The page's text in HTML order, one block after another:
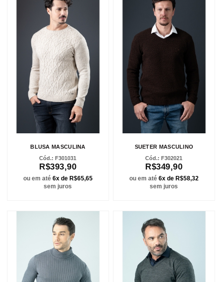
BLUSA MASCULINA
F301031
R$393,90
ou em até 6x de R$65,65
sem juros
SUETER MASCULINO
F302021
R$349,90
ou em até 6x de R$58,32
sem juros